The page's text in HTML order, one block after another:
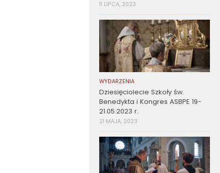
11 LIPCA, 2023
WYDARZENIA
Dziesięciolecie Szkoły św.
Benedykta i Kongres ASBPE 19-
21.05.2023 r.
21 MAJA, 2023